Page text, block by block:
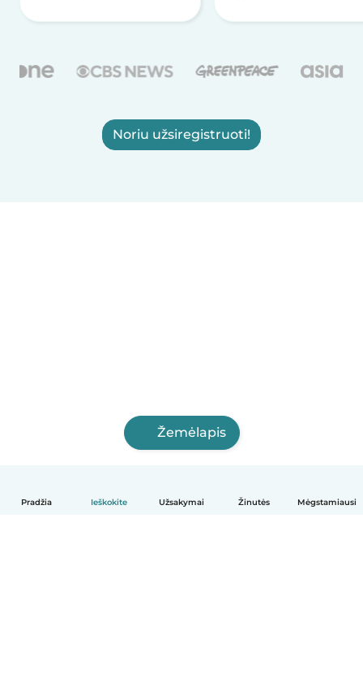
Pradžia Ieškokite Užsakymai Žinutės Mėgstamiausi
Noriu užsiregistruoti!
Žemėlapis